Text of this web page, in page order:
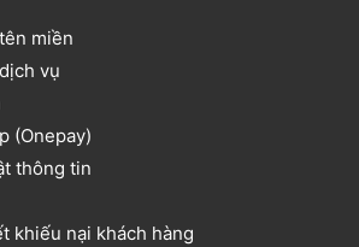
miền
vụ
(Onepay)
thông tin
khiếu nại khách hàng